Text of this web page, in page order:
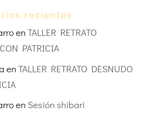
recientes
en TALLER RETRATO
PATRICIA
en TALLER RETRATO DESNUDO
en Sesión shibari